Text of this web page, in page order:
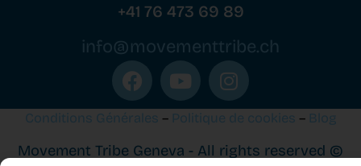
+41 76 473 69 89
info@movementtribe.ch
Conditions Générales – Politique de cookies – Blog
Movement Tribe Geneva - All rights reserved ©